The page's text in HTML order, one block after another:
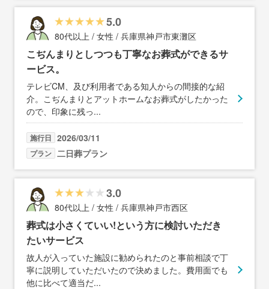
5.0
80代以上 / 女性 / 兵庫県神戸市東灘区
こぢんまりとしつつも丁寧なお葬式ができるサ
ービス。
テレビCM、及び利用者である知人からの間接的な紹
介。こぢんまりとアットホームなお葬式がしたかった
ので、印象に残っ...
施行日 2026/03/11
プラン 二日葬プラン
3.0
80代以上 / 女性 / 兵庫県神戸市西区
葬式は小さくていい!という方に検討いただき
たいサービス
故人が入っていた施設に勧められたのと事前相談で丁
寧に説明していただいたので決めました。費用面でも
他に比べて適当だ...